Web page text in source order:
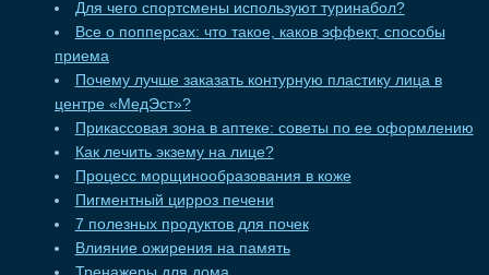
Для чего спортсмены используют туринабол?
Все о попперсах: что такое, каков эффект, способы
приема
Почему лучше заказать контурную пластику лица в
центре «МедЭст»?
Прикассовая зона в аптеке: советы по ее оформлению
Как лечить экзему на лице?
Процесс морщинообразования в коже
Пигментный цирроз печени
7 полезных продуктов для почек
Влияние ожирения на память